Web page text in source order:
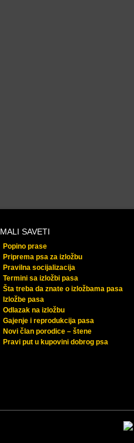
MALI SAVETI
Popino prase
Priprema psa za izložbu
Pravilna socijalizacija
Termini sa izložbi pasa
Šta treba da znate o izložbama pasa
Izložbe pasa
Odlazak na izložbu
Gajenje i reprodukcija pasa
Novi član porodice – štene
Pravi put u kupovini dobrog psa